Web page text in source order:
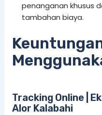
penanganan khusus
tambahan biaya.
Tracking Online |
Alor Kalabahi